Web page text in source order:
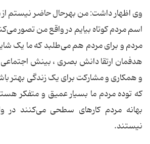
وی اظهار داشت: من بهرحال حاضر نیستم از
اسم مردم کوتاه بیایم در واقع من تصور
مردم و برای مردم هم می‌طلبد که ما یک
هدفمان ارتقا دانش بصری ، بینش
و همکاری و مشارکت برای یک زندگی بهتر
که توده مردم ما بسیار عمیق و متفکر
بهانه مردم کارهای سطحی می‌کنند در
نیستند.